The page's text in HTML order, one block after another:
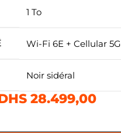
1 To
Wi-Fi 6E + Cellular 5G
Noir sidéral
28.499,00